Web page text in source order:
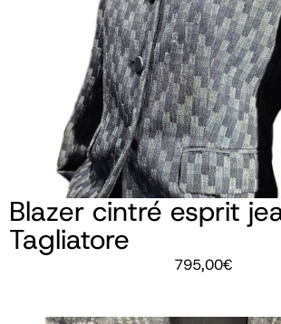
Blazer cintré esprit
Tagliatore
795,00€